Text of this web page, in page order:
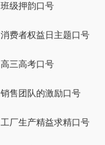
班级押韵口号
消费者权益日主题口号
高三高考口号
销售团队的激励口号
工厂生产精益求精口号